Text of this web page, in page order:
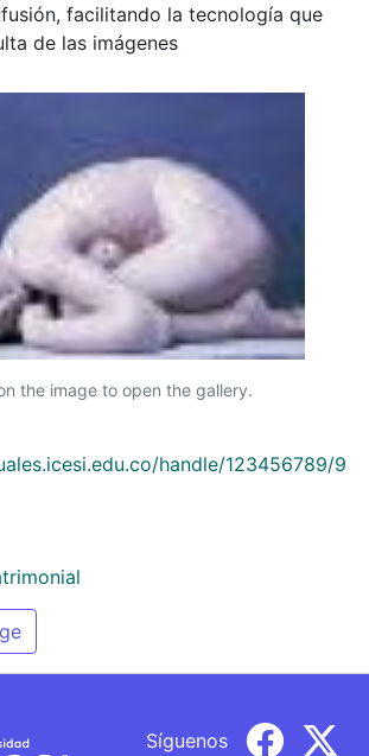
facilitando la tecnología que
de las imágenes
the image to open the gallery.
handle/123456789/9
Síguenos